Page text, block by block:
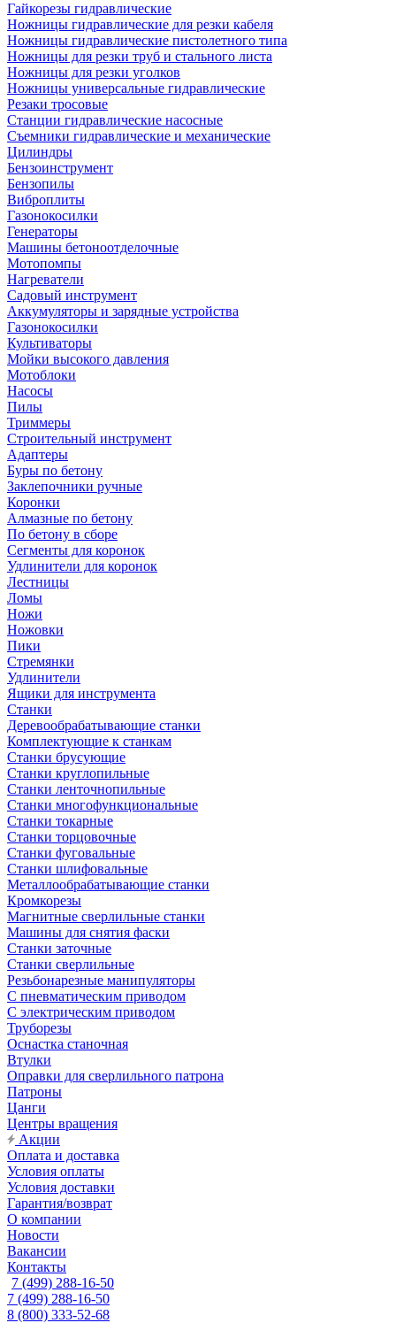
Гайкорезы гидравлические
Ножницы гидравлические для резки кабеля
Ножницы гидравлические пистолетного типа
Ножницы для резки труб и стального листа
Ножницы для резки уголков
Ножницы универсальные гидравлические
Резаки тросовые
Станции гидравлические насосные
Съемники гидравлические и механические
Цилиндры
Бензоинструмент
Бензопилы
Виброплиты
Газонокосилки
Генераторы
Машины бетоноотделочные
Мотопомпы
Нагреватели
Садовый инструмент
Аккумуляторы и зарядные устройства
Газонокосилки
Культиваторы
Мойки высокого давления
Мотоблоки
Насосы
Пилы
Триммеры
Строительный инструмент
Адаптеры
Буры по бетону
Заклепочники ручные
Коронки
Алмазные по бетону
По бетону в сборе
Сегменты для коронок
Удлинители для коронок
Лестницы
Ломы
Ножи
Ножовки
Пики
Стремянки
Удлинители
Ящики для инструмента
Станки
Деревообрабатывающие станки
Комплектующие к станкам
Станки брусующие
Станки круглопильные
Станки ленточнопильные
Станки многофункциональные
Станки токарные
Станки торцовочные
Станки фуговальные
Станки шлифовальные
Металлообрабатывающие станки
Кромкорезы
Магнитные сверлильные станки
Машины для снятия фаски
Станки заточные
Станки сверлильные
Резьбонарезные манипуляторы
С пневматическим приводом
С электрическим приводом
Труборезы
Оснастка станочная
Втулки
Оправки для сверлильного патрона
Патроны
Цанги
Центры вращения
Акции
Оплата и доставка
Условия оплаты
Условия доставки
Гарантия/возврат
О компании
Новости
Вакансии
Контакты
7 (499) 288-16-50
7 (499) 288-16-50
8 (800) 333-52-68